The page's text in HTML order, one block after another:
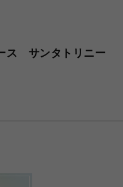
ス サンタトリニー